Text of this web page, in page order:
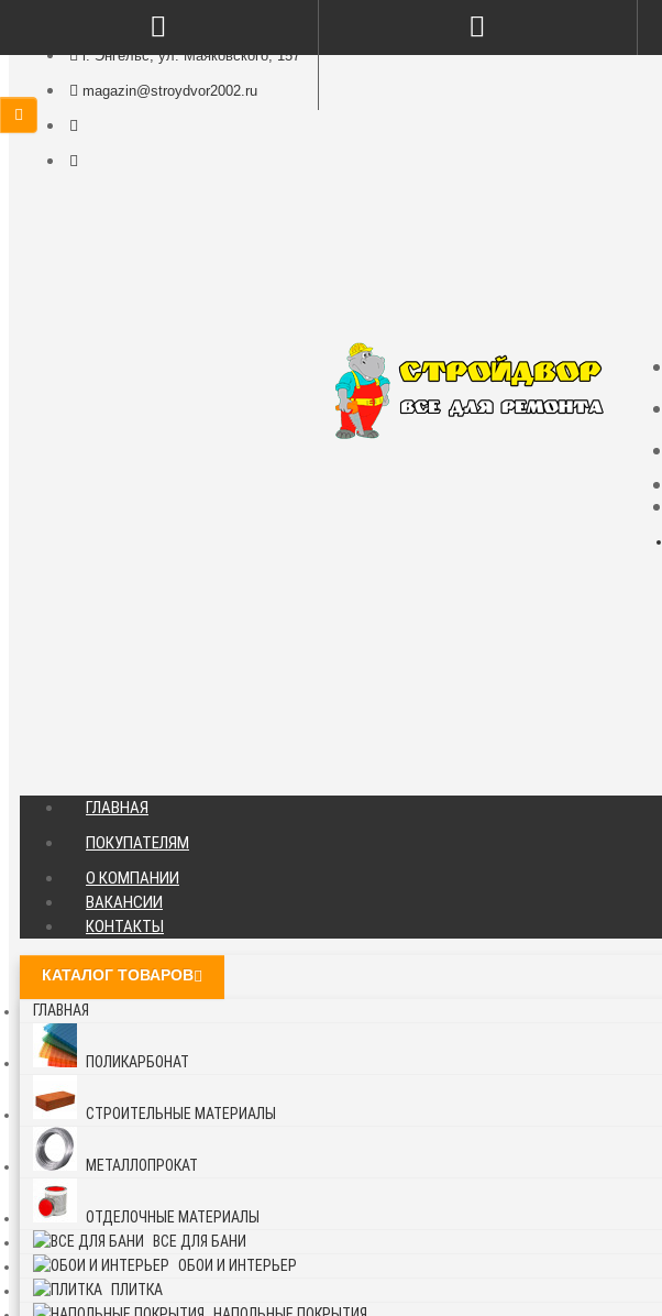
г. Энгельс, ул. Маяковского, 157
magazin@stroydvor2002.ru
ГЛАВНАЯ
ПОКУПАТЕЛЯМ
О КОМПАНИИ
ВАКАНСИИ
КОНТАКТЫ
КАТАЛОГ ТОВАРОВ
ГЛАВНАЯ
ПОЛИКАРБОНАТ
СТРОИТЕЛЬНЫЕ МАТЕРИАЛЫ
МЕТАЛЛОПРОКАТ
ОТДЕЛОЧНЫЕ МАТЕРИАЛЫ
ВСЕ ДЛЯ БАНИ
ОБОИ И ИНТЕРЬЕР
ПЛИТКА